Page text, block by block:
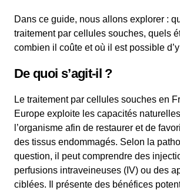
Dans ce guide, nous allons explorer :
traitement par cellules souches, quels
combien il coûte et où il est possible
De quoi s’agit-il ?
Le traitement par cellules souches en
Europe exploite les capacités
l’organisme afin de restaurer et de
des tissus endommagés. Selon la
question, il peut comprendre des
perfusions intraveineuses (IV) ou des
ciblées. Il présente des bénéfices